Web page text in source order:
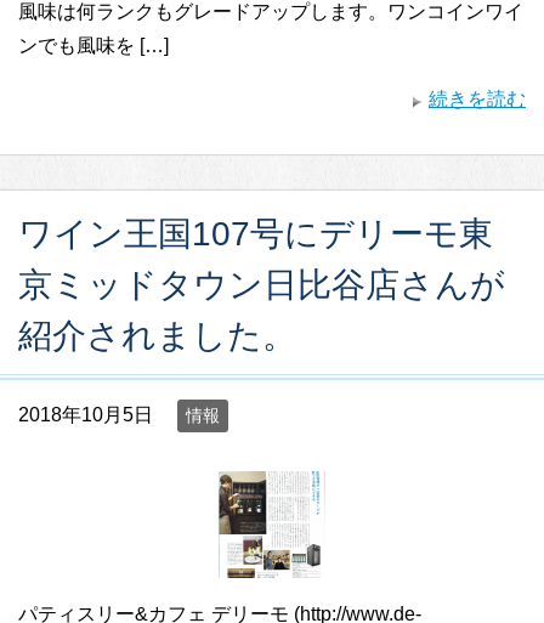
風味は何ランクもグレードアップします。ワンコインワイ
ンでも風味を […]
続きを読む
ワイン王国107号にデリーモ東
京ミッドタウン日比谷店さんが
紹介されました。
2018年10月5日 情報
パティスリー&カフェ デリーモ (http://www.de-